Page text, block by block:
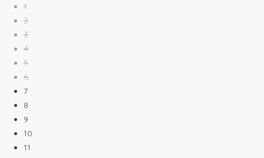
1
2
3
4
5
6
7
8
9
10
11